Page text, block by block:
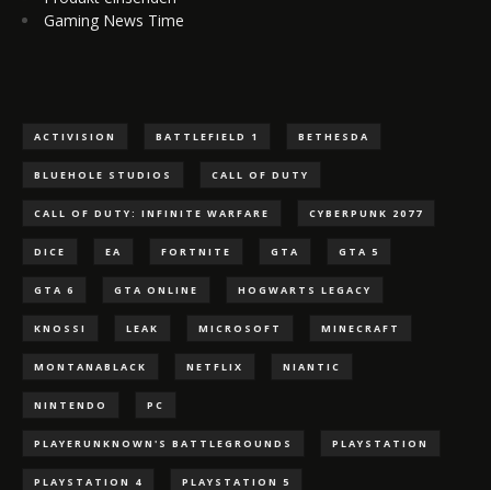
Gaming News Time
ACTIVISION BATTLEFIELD 1 BETHESDA
BLUEHOLE STUDIOS CALL OF DUTY
CALL OF DUTY: INFINITE WARFARE CYBERPUNK 2077
DICE EA FORTNITE GTA GTA 5
GTA 6 GTA ONLINE HOGWARTS LEGACY
KNOSSI LEAK MICROSOFT MINECRAFT
MONTANABLACK NETFLIX NIANTIC
NINTENDO PC
PLAYERUNKNOWN'S BATTLEGROUNDS PLAYSTATION
PLAYSTATION 4 PLAYSTATION 5